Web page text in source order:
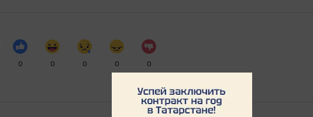
0 0 0 0 0